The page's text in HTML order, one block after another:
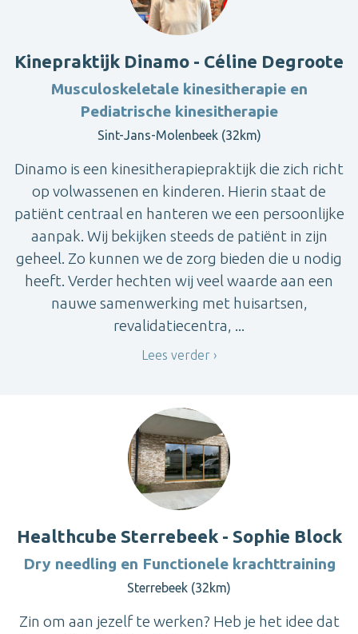
Kinepraktijk Dinamo - Céline Degroote
Musculoskeletale kinesitherapie en
Pediatrische kinesitherapie
Sint-Jans-Molenbeek (32km)
Dinamo is een kinesitherapiepraktijk die zich richt
op volwassenen en kinderen. Hierin staat de
patiënt centraal en hanteren we een persoonlijke
aanpak. Wij bekijken steeds de patiënt in zijn
geheel. Zo kunnen we de zorg bieden die u nodig
heeft. Verder hechten wij veel waarde aan een
nauwe samenwerking met huisartsen,
revalidatiecentra, ...
Lees verder
Healthcube Sterrebeek - Sophie Block
Dry needling en Functionele krachttraining
Sterrebeek (32km)
Zin om aan jezelf te werken? Heb je het idee dat